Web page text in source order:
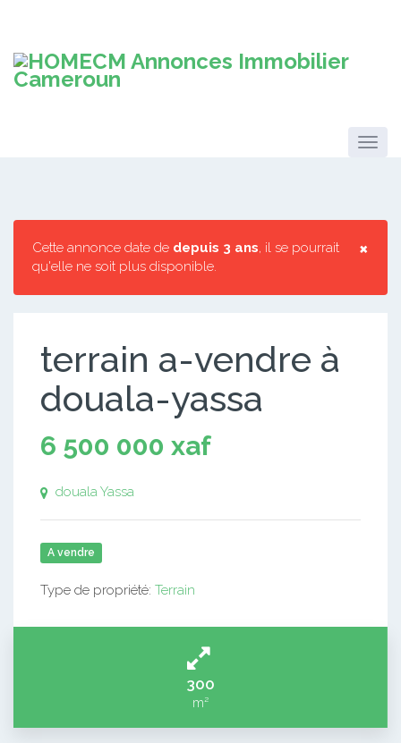
×
Cette annonce date de depuis 3 ans, il se pourrait
qu'elle ne soit plus disponible.
terrain a-vendre à
douala-yassa
6 500 000 xaf
douala Yassa
A vendre
Type de propriété: Terrain
300
m²